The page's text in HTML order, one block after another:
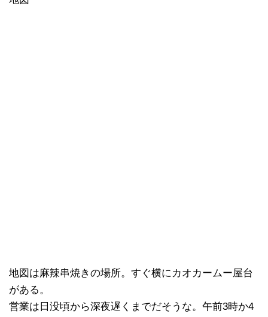
地図は麻辣串焼きの場所。すぐ横にカオカームー屋台
がある。
営業は日没頃から深夜遅くまでだそうな。午前3時か4